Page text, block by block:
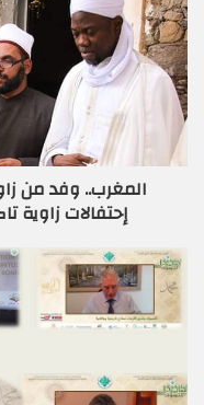
ك
ا
ل
إ
المغرب.. وفد من
إحتفالات زاوية